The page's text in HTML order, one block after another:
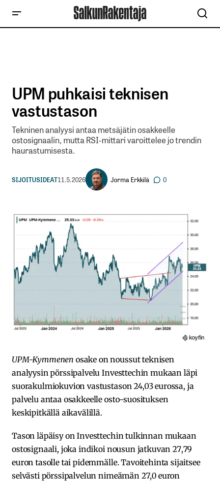
UPM puhkaisi teknisen
vastustason
Tekninen analyysi antaa metsäjätin osakkeelle
ostosignaalin, mutta RSI-mittari varoittelee jo trendin
haurastumisesta.
SIJOITUSIDEAT11.5.2026 Jorma Erkkilä 0
UPM-Kymmenen osake on noussut teknisen
analyysin pörssipalvelu Investtechin mukaan läpi
suorakulmiokuvion vastustason 24,03 eurossa, ja
palvelu antaa osakkeelle osto-suosituksen
keskipitkällä aikavälillä.
Tason läpäisy on Investtechin tulkinnan mukaan
ostosignaali, joka indikoi nousun jatkuvan 27,79
euron tasolle tai pidemmälle. Tavoitehinta sijaitsee
selvästi pörssipalvelun nimeämän 27,0 euron